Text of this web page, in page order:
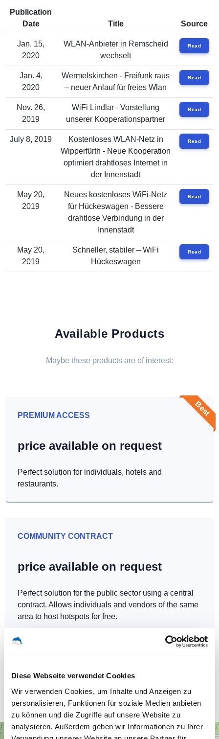
Diese Webseite verwendet Cookies
Wir verwenden Cookies, um Inhalte und Anzeigen zu
personalisieren, Funktionen für soziale Medien anbieten
zu können und die Zugriffe auf unsere Website zu
analysieren. Außerdem geben wir Informationen zu Ihrer
Publication
Date
Title Source
Jan. 15,
2020
WLAN-Anbieter in Remscheid
wechselt
Read
Jan. 4,
2020
Wermelskirchen - Freifunk raus
– neuer Anlauf für freies Wlan
Read
Nov. 26,
2019
WiFi Lindlar - Vorstellung
unserer Kooperationspartner
Read
July 8, 2019
Kostenloses WLAN-Netz in
Wipperfürth - Neue Kooperation
optimiert drahtloses Internet in
der Innenstadt
Read
May 20,
2019
Neues kostenloses WiFi-Netz
für Hückeswagen - Bessere
drahtlose Verbindung in der
Innenstadt
Read
May 20,
2019
Schneller, stabiler – WiFi
Hückeswagen
Read
Available Products
Maybe these products are of interest:
Best
PREMIUM ACCESS
price available on request
Perfect solution for individuals, hotels and
restaurants.
COMMUNITY CONTRACT
price available on request
Perfect solution for the public sector using a central
contract. Allows individuals and vendors of the same
area to host hotspots for free.
Our WLAN-Hotspots in Kitzscher
+